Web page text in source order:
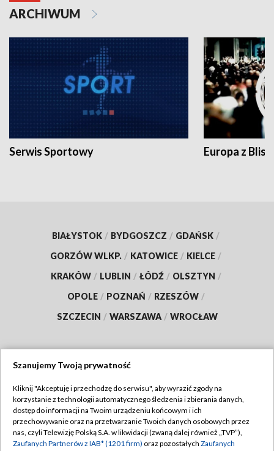
ARCHIWUM
Serwis Sportowy Europa z
BIAŁYSTOK / BYDGOSZCZ / GDAŃSK /
GORZÓW WLKP. / KATOWICE / KIELCE /
KRAKÓW / LUBLIN / ŁÓDŹ / OLSZTYN /
OPOLE / POZNAŃ / RZESZÓW /
SZCZECIN / WARSZAWA / WROCŁAW
TVP
Abonament TVP
Emisja w TVP
Regulamin TVP
Polityka prywatności
Szanujemy Twoją prywatność
Kliknij "Akceptuję i przechodzę do serwisu", aby wyrazić zgody na
korzystanie z technologii automatycznego śledzenia i zbierania danych,
dostęp do informacji na Twoim urządzeniu końcowym i ich
przechowywanie oraz na przetwarzanie Twoich danych osobowych przez
nas, czyli Telewizję Polską S.A. w likwidacji (zwaną dalej również „TVP”),
Zaufanych Partnerów z IAB* (1201 firm) oraz pozostałych Zaufanych